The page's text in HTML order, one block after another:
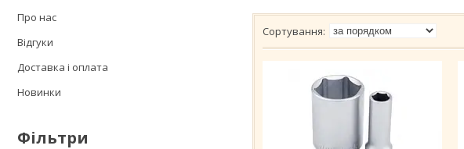
Про нас
Відгуки
Доставка і оплата
Новинки
Фільтри